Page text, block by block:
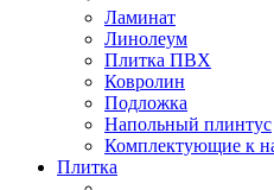
Ламинат
Линолеум
Плитка ПВХ
Ковролин
Подложка
Напольный плинтус
Комплектующие к
Плитка